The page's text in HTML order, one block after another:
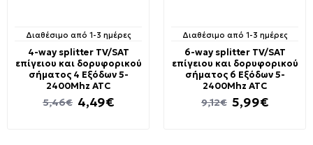
Διαθέσιμο από 1-3 ημέρες
4-way splitter TV/SAT
επίγειου και δορυφορικού
σήματος 4 Εξόδων 5-
2400Mhz ATC
4,49€
5,46€
Διαθέσιμο από 1-3 ημέρες
6-way splitter TV/SAT
επίγειου και δορυφορικού
σήματος 6 Εξόδων 5-
2400Mhz ATC
5,99€
9,12€